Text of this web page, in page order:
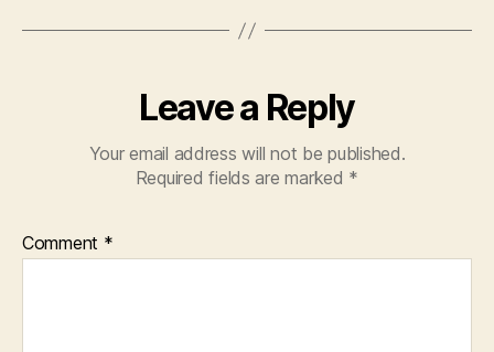
Leave a Reply
Your email address will not be published.
Required fields are marked *
Comment *